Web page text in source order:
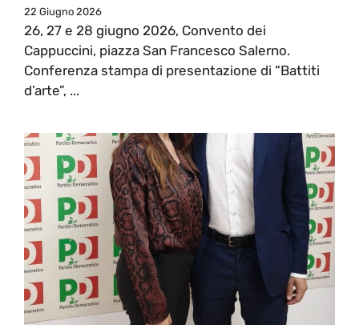
22 Giugno 2026
26, 27 e 28 giugno 2026, Convento dei
Cappuccini, piazza San Francesco Salerno.
Conferenza stampa di presentazione di “Battiti
d’arte”, ...